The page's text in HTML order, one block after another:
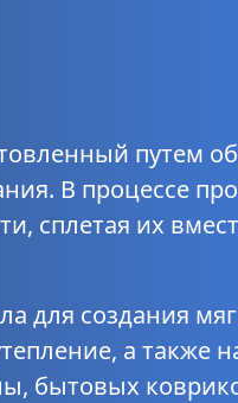
путем
В процессе
сплетая их
для создания
а также
бытовых